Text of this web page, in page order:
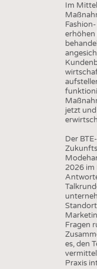
Im
erhöhen
jetzt
Der
2026 im
Fragen
es, den
Praxis